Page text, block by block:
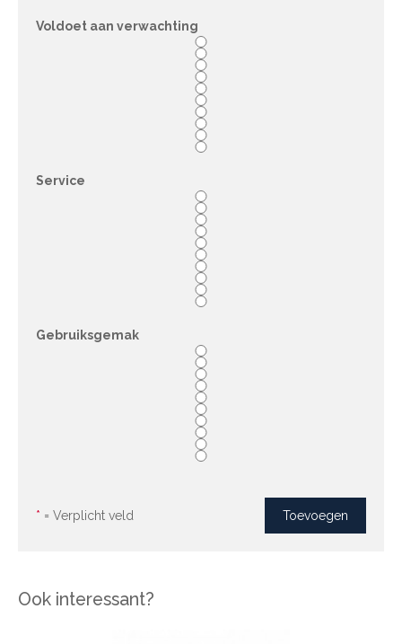
Voldoet aan verwachting
Service
Gebruiksgemak
* = Verplicht veld
Ook interessant?